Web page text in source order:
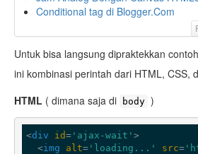
Conditional tag di Blogger.Com
Untuk bisa langsung dipraktekkan
ini kombinasi perintah dari HTML, CSS,
HTML ( dimana saja di body )
<div id= 'ajax-wait' >
<img alt= 'loading...' src=